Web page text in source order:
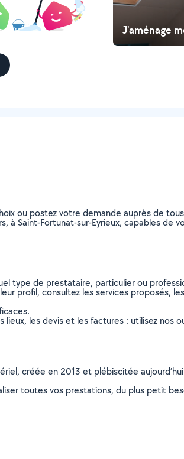
J'aménage
ou postez votre demande auprès de
à Saint-Fortunat-sur-Eyrieux, capables de
type de prestataire, particulier ou
profil, consultez les services proposés,
les devis et les factures : utilisez nos
créée en 2013 et plébiscitée
toutes vos prestations, du plus petit